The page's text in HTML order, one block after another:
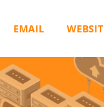
EMAIL